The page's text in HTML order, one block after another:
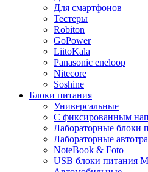
Для смартфонов
Тестеры
Robiton
GoPower
LiitoKala
Panasonic eneloop
Nitecore
Soshine
Блоки питания
Универсальные
C фиксированным
Лабораторные блоки
Лабораторные
NoteBook & Foto
USB блоки питания